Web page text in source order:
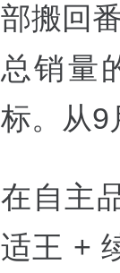
部搬回
总销量
标。从9
在自主
适王 +